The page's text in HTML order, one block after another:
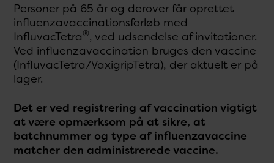
Personer på 65 år og derover får oprettet
influenzavaccinationsforløb med
InfluvacTetra®, ved udsendelse af invitationer.
Ved influenzavaccination bruges den vaccine
(InfluvacTetra/VaxigripTetra), der aktuelt er på
lager.
Det er ved registrering af vaccination vigtigt
at være opmærksom på at sikre, at
batchnummer og type af influenzavaccine
matcher den administrerede vaccine.